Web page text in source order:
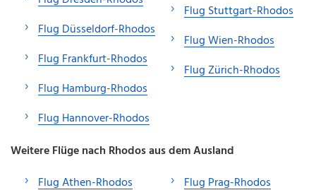
Flug Düsseldorf-Rhodos
Flug Frankfurt-Rhodos
Flug Hamburg-Rhodos
Flug Hannover-Rhodos
Flug Stuttgart-Rhodos
Flug Wien-Rhodos
Flug Zürich-Rhodos
Weitere Flüge nach Rhodos aus dem Ausland
Flug Athen-Rhodos
Flug Prag-Rhodos